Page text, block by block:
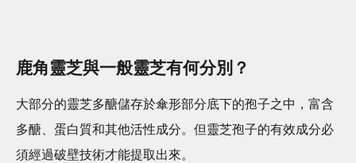
鹿角靈芝與一般靈芝有何分別？
大部分的靈芝多醣儲存於傘形部分底下的孢子之中，富含
多醣、蛋白質和其他活性成分。但靈芝孢子的有效成分必
須經過破壁技術才能提取出來。